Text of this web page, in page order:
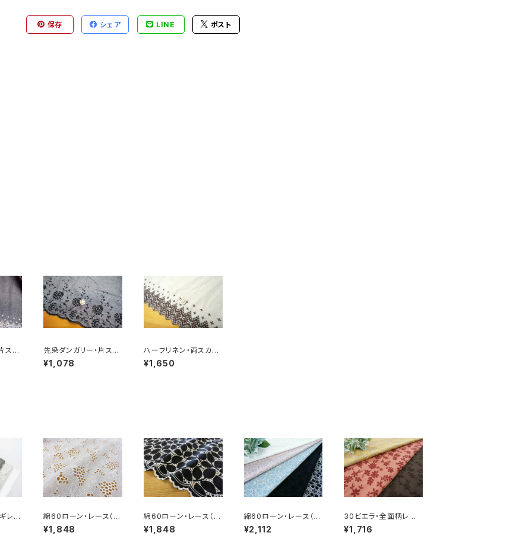
保存 シェア LINE ポスト
スカ
先染ダンガリー・片スカ
ラップレース（RG-278
72d-bk）
¥1,078
ハーフリネン・両スカラ
ップレース（RG-2800
0-br）
¥1,650
レ5
綿60ローン・レース（R
G-26909）
¥1,848
綿60ローン・レース（R
G-26648-bko）
¥1,848
綿60ローン・レース（R
G-29139）
¥2,112
30ビエラ・全面柄レー
ス （RG-25984v）
¥1,716